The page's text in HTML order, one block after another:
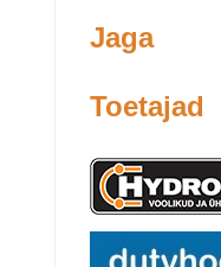
Jaga
Toetajad